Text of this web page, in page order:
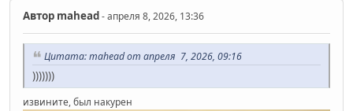
Автор mahead- апреля 8, 2026, 13:36
Цитата: mahead от апреля 7, 2026, 09:16
)))))))
извините, был накурен